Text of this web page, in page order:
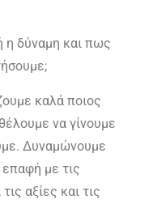
η δύναμη και πως
καλά ποιος
να γίνουμε
Δυναμώνουμε
με τις
αξίες και τις